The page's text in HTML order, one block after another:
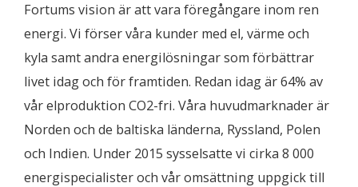
Fortums vision är att vara föregångare inom ren
energi. Vi förser våra kunder med el, värme och
kyla samt andra energilösningar som förbättrar
livet idag och för framtiden. Redan idag är 64% av
vår elproduktion CO2-fri. Våra huvudmarknader är
Norden och de baltiska länderna, Ryssland, Polen
och Indien. Under 2015 sysselsatte vi cirka 8 000
energispecialister och vår omsättning uppgick till